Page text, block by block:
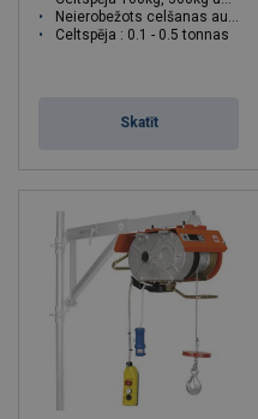
Neierobežots celšanas augstums
Celtspēja : 0.1 - 0.5 tonnas
Skatīt